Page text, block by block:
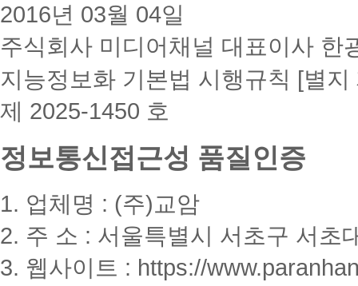
2016년 03월 04일
주식회사 미디어채널 대표이사 한
지능정보화 기본법 시행규칙 [별지
제 2025-1450 호
정보통신접근성 품질인증
1. 업체명 : (주)교암
2. 주 소 : 서울특별시 서초구 서초
3. 웹사이트 : https://